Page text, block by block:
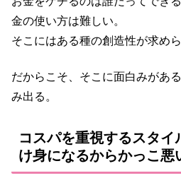
金の使い方は難しい。
そこにはある種の創造性が求めら
だからこそ、そこに面白みがあ
み出る。
コスパを重視するスタイ
け身になるからかっこ悪